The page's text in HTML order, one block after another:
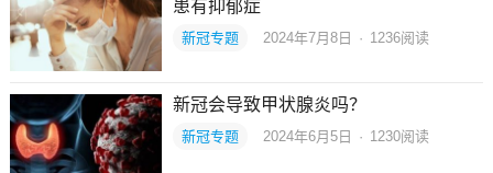
患有抑郁症
新冠专题 2024年7月8日 · 1236阅读
新冠会导致甲状腺炎吗？
新冠专题 2024年6月5日 · 1230阅读